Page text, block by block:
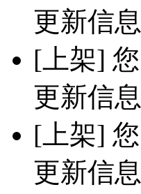
更新信
[上架]
更新信
[上架]
更新信